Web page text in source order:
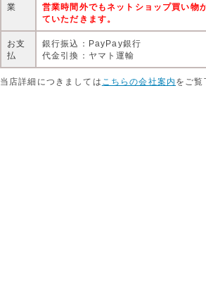
業
営業時間外でもネットショップ買い物
ていただきます。
お支
払
銀行振込：PayPay銀行
代金引換：ヤマト運輸
当店詳細につきましては こちらの会社案内 をご覧